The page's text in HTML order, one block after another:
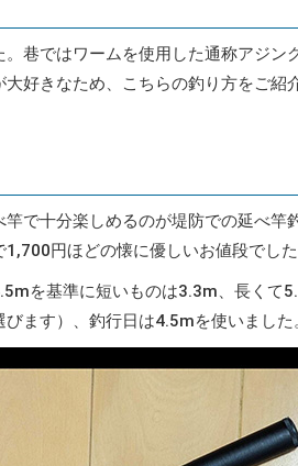
巷ではワームを使用した通称アジン
好きなため、こちらの釣り方をご紹
で十分楽しめるのが堤防での延べ竿
円ほどの懐に優しいお値段でした
を基準に短いものは3.3m、長くて
ます）、釣行日は4.5mを使いました